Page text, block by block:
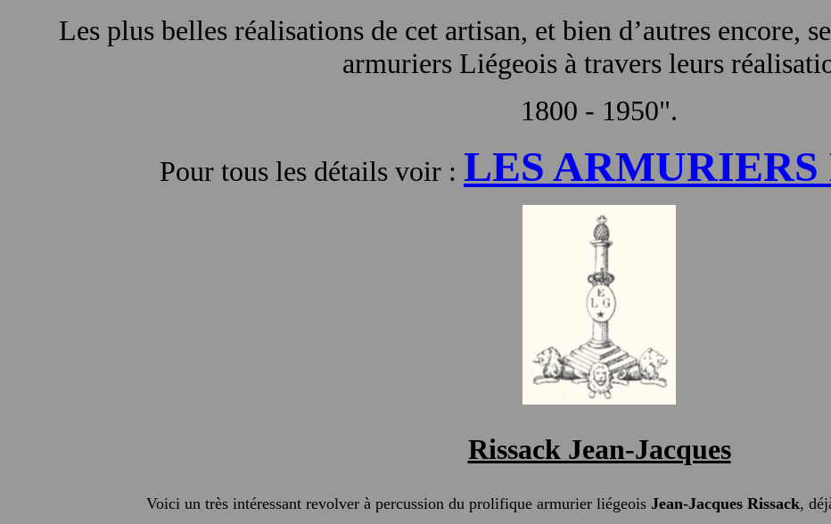
Les plus belles réalisations de cet artisan, et bien d’autres encore,
armuriers Liégeois à travers leurs
1800 - 1950".
Pour tous les détails voir : LES
Rissack Jean-Jacques
Voici un très intéressant revolver à percussion du prolifique armurier liégeois Jean-Jacques Rissack,